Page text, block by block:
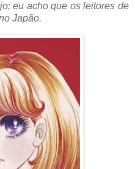
eu acho que os leitores de
Japão.